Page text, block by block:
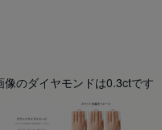
像のダイヤモンドは0.3ctです